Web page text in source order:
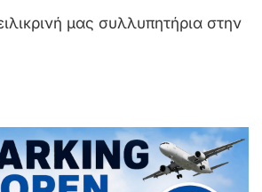
μας συλλυπητήρια στην